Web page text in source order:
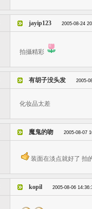
jayip123 2005-08-24
拍攝精彩
有胡子没头发 2005-
化妆品太差
魔鬼的吻 2005-08-07
装面在淡点就好了 拍
kopil 2005-08-06